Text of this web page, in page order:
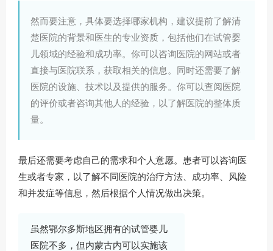
然而要注意，具体要选择哪家机构，建议提前了解清
楚医院的背景和医生的专业资质，包括他们在试管婴
儿领域的经验和成功率。你可以咨询医院的网站或者
直接与医院联系，获取相关的信息。同时还需要了解
医院的设施、技术以及提供的服务。你可以查阅医院
的评价或者咨询其他人的经验，以了解医院的整体质
量。
最后还需要考虑自己的需求和个人意愿。患者可以咨询医
生或者专家，以了解不同医院的治疗方法、成功率、风险
和并发症等信息，然后根据个人情况做出决策。‍
虽然鄂尔多斯地区拥有的试管婴儿
医院不多，但内蒙古内可以实施该